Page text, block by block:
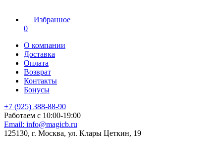
Избранное
0
О компании
Доставка
Оплата
Возврат
Контакты
Бонусы
+7 (925) 388-88-90
Работаем с 10:00-19:00
Email: info@magicb.ru
125130, г. Москва, ул. Клары Цеткин, 19